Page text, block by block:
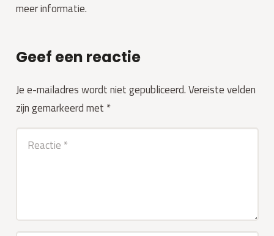
meer informatie.
Geef een reactie
Je e-mailadres wordt niet gepubliceerd.Vereiste velden
zijn gemarkeerd met *